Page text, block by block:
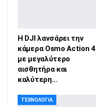
Η DJI λανσάρει την
κάμερα Osmo Action 4
με μεγαλύτερο
αισθητήρα και
καλύτερη…
ΤΕΧΝΟΛΟΓΊΑ